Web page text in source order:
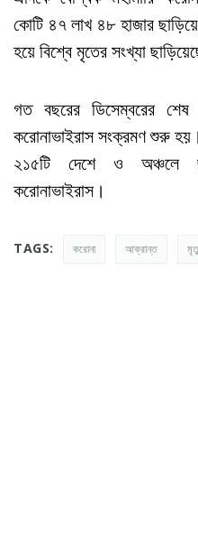
কোটি ৪৭ লাখ ৪৮ হাজার
হয়ে বিশ্বে মৃতের সংখ্যা
গত বছরের ডিসেম্বরের
করোনাভাইরাস সংক্রমণ শুরু
২১৫টি দেশে ও অঞ্চলে
করোনাভাইরাস।
TAGS: করোনা আক্রান্ত